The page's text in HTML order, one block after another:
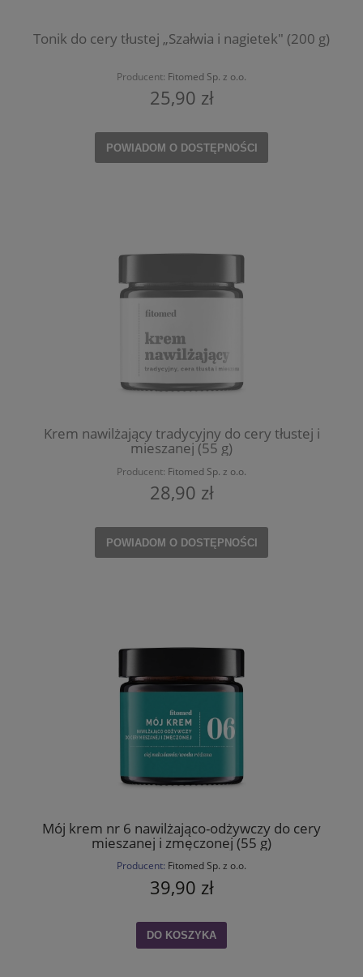
Tonik do cery tłustej „Szałwia i nagietek" (200 g)
Producent: Fitomed Sp. z o.o.
25,90 zł
POWIADOM O DOSTĘPNOŚCI
Krem nawilżający tradycyjny do cery tłustej i
mieszanej (55 g)
Producent: Fitomed Sp. z o.o.
28,90 zł
POWIADOM O DOSTĘPNOŚCI
Mój krem nr 6 nawilżająco-odżywczy do cery
mieszanej i zmęczonej (55 g)
Producent: Fitomed Sp. z o.o.
39,90 zł
DO KOSZYKA